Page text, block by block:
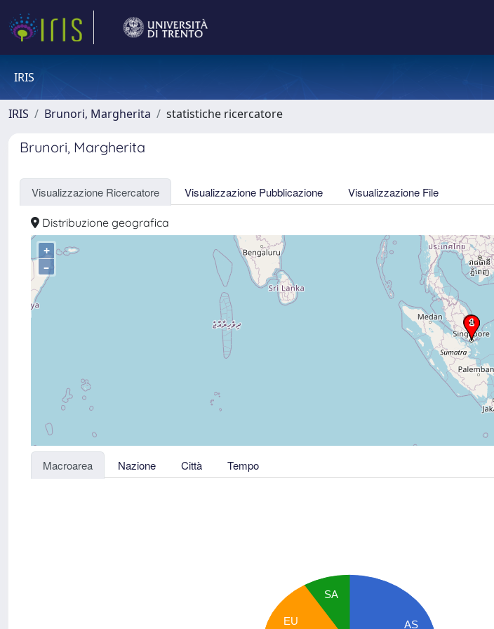
IRIS
IRIS Brunori, Margherita statistiche ricercatore
Brunori, Margherita
Visualizzazione Ricercatore Visualizzazione Pubblicazione Visualizzazione File
Distribuzione geografica
+
–
Macroarea Nazione Città Tempo
AS
SA
EU